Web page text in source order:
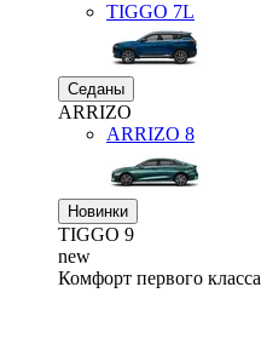
TIGGO 7L
Седаны
ARRIZO
ARRIZO 8
Новинки
TIGGO 9
new
Комфорт первого класса